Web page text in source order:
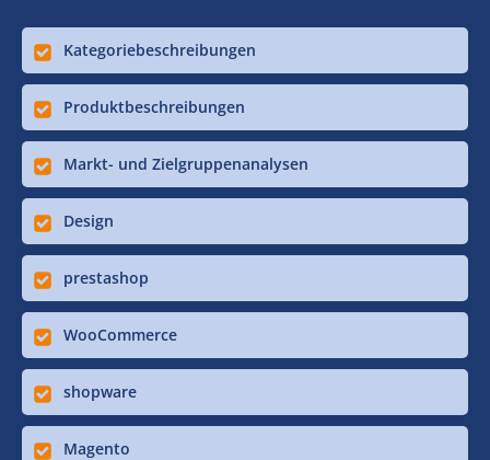
Kategoriebeschreibungen
Produktbeschreibungen
Markt- und Zielgruppenanalysen
Design
prestashop
WooCommerce
shopware
Magento